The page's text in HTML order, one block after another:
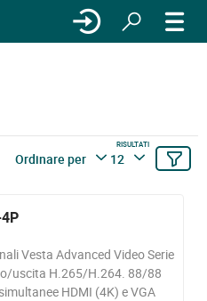
Ordinare per
RISULTATI
12
Vesta Advanced Video Serie
uscita H.265/H.264. 88/88
HDMI (4K) e VGA